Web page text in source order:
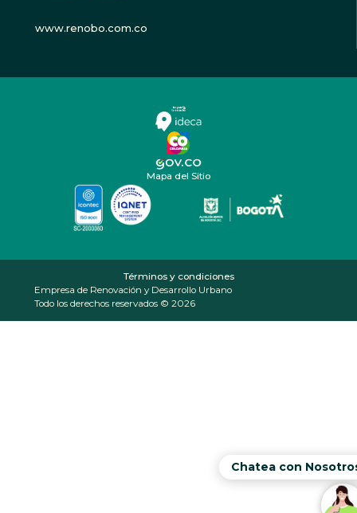
Chatea con
www.renobo.com.co
Mapa del Sitio
Términos y condiciones
Empresa de Renovación y Desarrollo Urbano
Todo los derechos reservados © 2026